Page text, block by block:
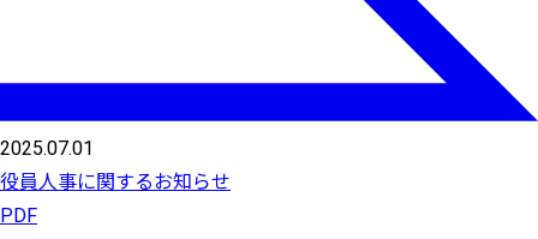
2025.07.01
役員人事に関するお知らせ
PDF